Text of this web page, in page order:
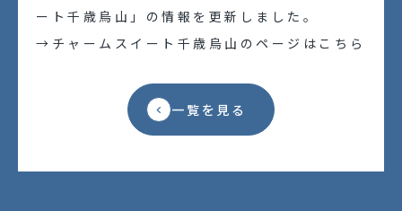
ート千歳烏山」の情報を更新しました。
→ チャームスイート千歳烏山のページはこちら
一覧を見る